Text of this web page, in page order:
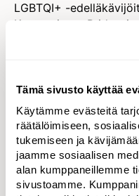
Tämä sivusto käyttää
Käytämme evästeitä
räätälöimiseen,
tukemiseen ja
jaamme sosiaalisen
alan kumppaneillemme
sivustoamme.
LGBTQI+ -
Kampanjassa Pride-
joihin he olisivat
Kampanja juhlisti
piilottamaan todellisen
aikansa vallitseviin
mutta joilla oli myös
Mukana kampanjan